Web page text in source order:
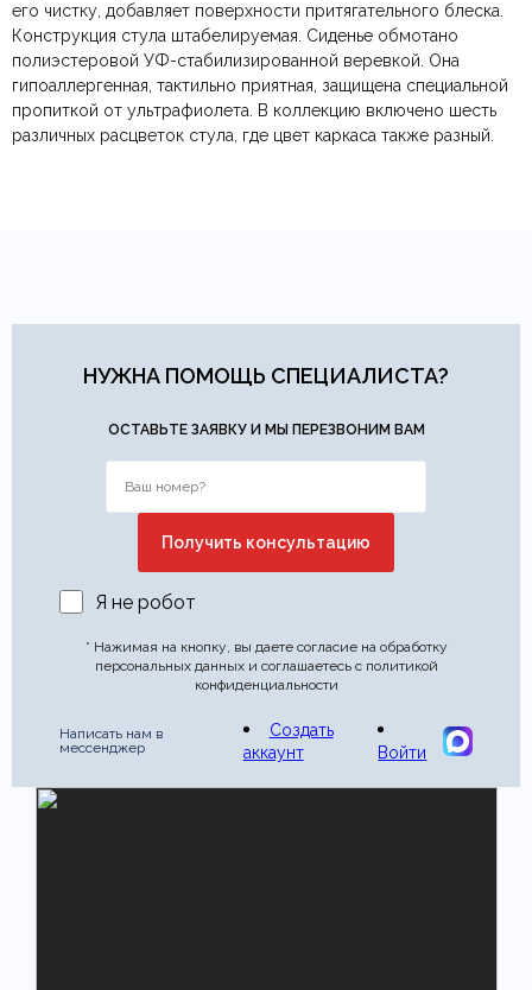
его чистку, добавляет поверхности притягательного блеска.
Конструкция стула штабелируемая. Сиденье обмотано
полиэстеровой УФ-стабилизированной веревкой. Она
гипоаллергенная, тактильно приятная, защищена специальной
пропиткой от ультрафиолета. В коллекцию включено шесть
различных расцветок стула, где цвет каркаса также разный.
Заголовок вашего отзыва
Ваш отзыв
Отправить отзыв
НУЖНА ПОМОЩЬ СПЕЦИАЛИСТА?
ОСТАВЬТЕ ЗАЯВКУ И МЫ ПЕРЕЗВОНИМ ВАМ
Я не робот
* Нажимая на кнопку, вы даете согласие на обработку
персональных данных и соглашаетесь с политикой
конфиденциальности
Написать нам в
мессенджер
Создать
аккаунт
Войти